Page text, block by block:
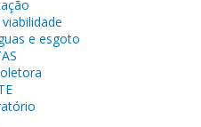
e esgoto